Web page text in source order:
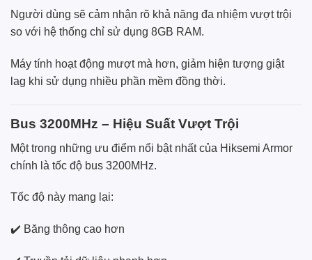
Người dùng sẽ cảm nhận rõ khả năng đa nhiệm vượt trội
so với hệ thống chỉ sử dụng 8GB RAM.
Máy tính hoạt động mượt mà hơn, giảm hiện tượng giật
lag khi sử dụng nhiều phần mềm đồng thời.
Bus 3200MHz – Hiệu Suất Vượt Trội
Một trong những ưu điểm nổi bật nhất của Hiksemi Armor
chính là tốc độ bus 3200MHz.
Tốc độ này mang lại:
✔️ Băng thông cao hơn